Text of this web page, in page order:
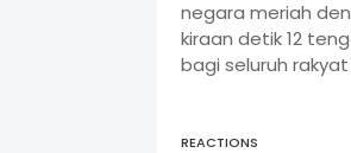
negara meriah
kiraan detik 12
bagi seluruh
REACTIONS